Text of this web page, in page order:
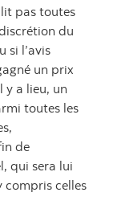
pas toutes
du
si l’avis
un prix
y a lieu, un
toutes les
de
qui sera lui
compris celles